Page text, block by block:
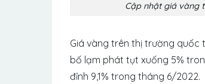
Cập nhật giá vàng
Giá vàng trên thị trường quốc
bố lạm phát tụt xuống 5%
đỉnh 9,1% trong tháng 6/2022.